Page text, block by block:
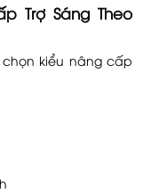
Trợ Sáng Theo
chọn kiểu nâng cấp